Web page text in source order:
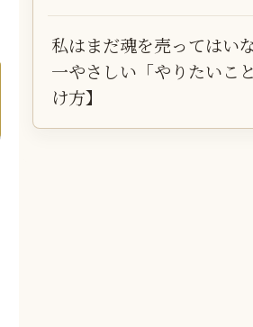
私はまだ魂を売ってはい
一やさしい「やりたいこ
け方】